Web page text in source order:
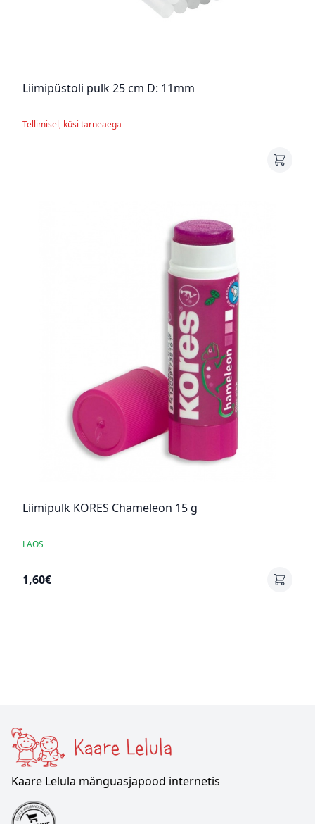
Liimipüstoli pulk 25 cm D: 11mm
Tellimisel, küsi tarneaega
Liimipulk KORES Chameleon 15 g
LAOS
1,60€
Kaare Lelula mänguasjapood internetis